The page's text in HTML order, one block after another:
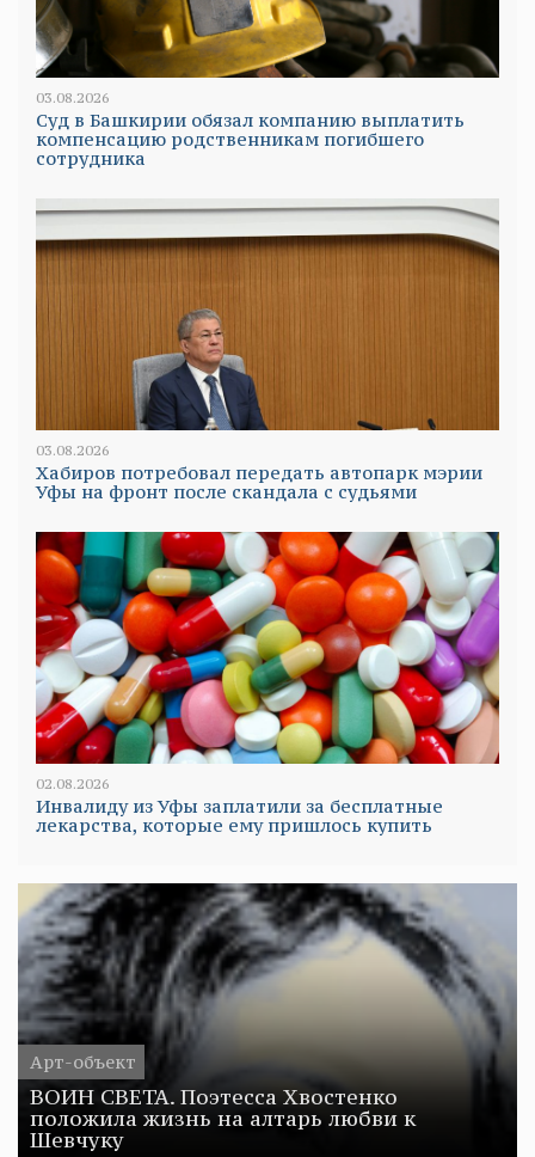
03.08.2026
Суд в Башкирии обязал компанию выплатить
компенсацию родственникам погибшего
сотрудника
03.08.2026
Хабиров потребовал передать автопарк мэрии
Уфы на фронт после скандала с судьями
02.08.2026
Инвалиду из Уфы заплатили за бесплатные
лекарства, которые ему пришлось купить
Арт-объект
ВОИН СВЕТА. Поэтесса Хвостенко
положила жизнь на алтарь любви к
Шевчуку